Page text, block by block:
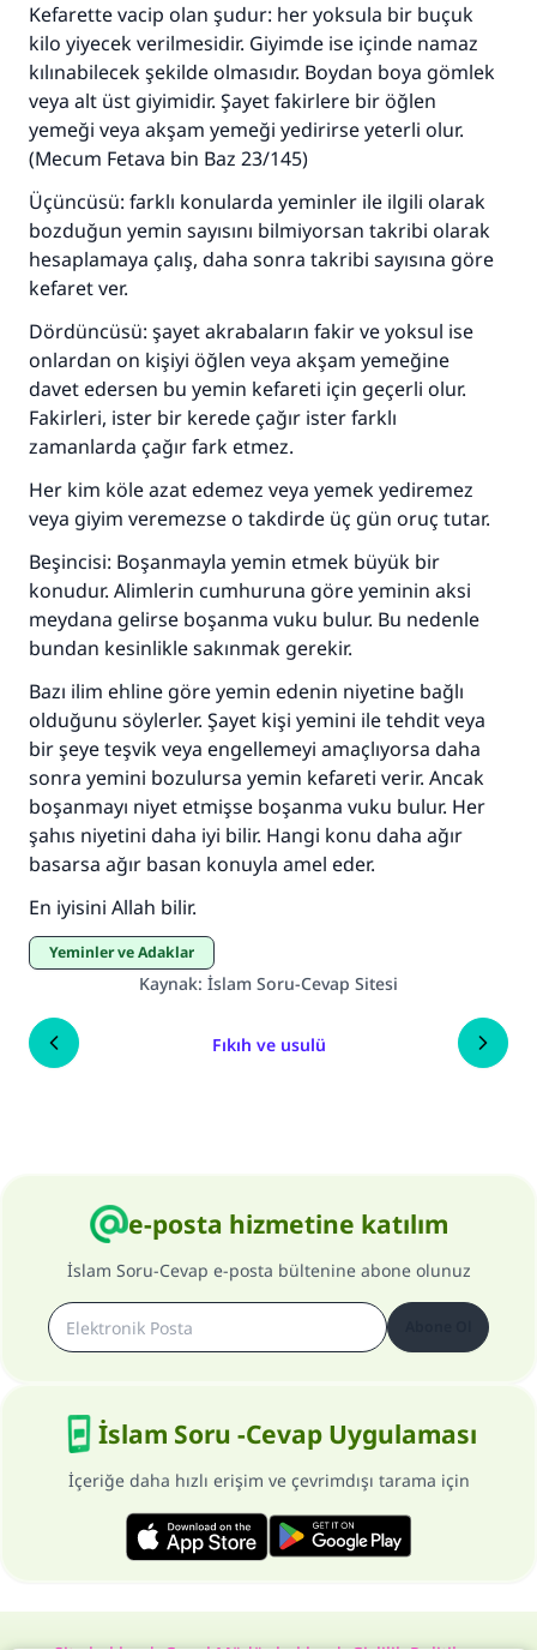
Kefarette vacip olan şudur: her yoksula bir buçuk
kilo yiyecek verilmesidir. Giyimde ise içinde namaz
kılınabilecek şekilde olmasıdır. Boydan boya gömlek
veya alt üst giyimidir. Şayet fakirlere bir öğlen
yemeği veya akşam yemeği yedirirse yeterli olur.
(Mecum Fetava bin Baz 23/145)
Üçüncüsü: farklı konularda yeminler ile ilgili olarak
bozduğun yemin sayısını bilmiyorsan takribi olarak
hesaplamaya çalış, daha sonra takribi sayısına göre
kefaret ver.
Dördüncüsü: şayet akrabaların fakir ve yoksul ise
onlardan on kişiyi öğlen veya akşam yemeğine
davet edersen bu yemin kefareti için geçerli olur.
Fakirleri, ister bir kerede çağır ister farklı
zamanlarda çağır fark etmez.
Her kim köle azat edemez veya yemek yediremez
veya giyim veremezse o takdirde üç gün oruç tutar.
Beşincisi: Boşanmayla yemin etmek büyük bir
konudur. Alimlerin cumhuruna göre yeminin aksi
meydana gelirse boşanma vuku bulur. Bu nedenle
bundan kesinlikle sakınmak gerekir.
Bazı ilim ehline göre yemin edenin niyetine bağlı
olduğunu söylerler. Şayet kişi yemini ile tehdit veya
bir şeye teşvik veya engellemeyi amaçlıyorsa daha
sonra yemini bozulursa yemin kefareti verir. Ancak
boşanmayı niyet etmişse boşanma vuku bulur. Her
şahıs niyetini daha iyi bilir. Hangi konu daha ağır
basarsa ağır basan konuyla amel eder.
En iyisini Allah bilir.
Yeminler ve Adaklar
Kaynak: İslam Soru-Cevap Sitesi
Fıkıh ve usulü
e-posta hizmetine katılım
İslam Soru-Cevap e-posta bültenine abone olunuz
İslam Soru -Cevap Uygulaması
İçeriğe daha hızlı erişim ve çevrimdışı tarama için